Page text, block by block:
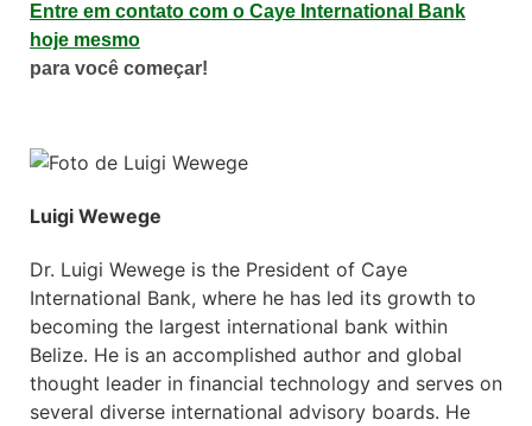
Entre em contato com o Caye International Bank
hoje mesmo
para você começar!
Luigi Wewege
Dr. Luigi Wewege is the President of Caye
International Bank, where he has led its growth to
becoming the largest international bank within
Belize. He is an accomplished author and global
thought leader in financial technology and serves on
several diverse international advisory boards. He